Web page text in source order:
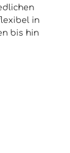
in
bis hin